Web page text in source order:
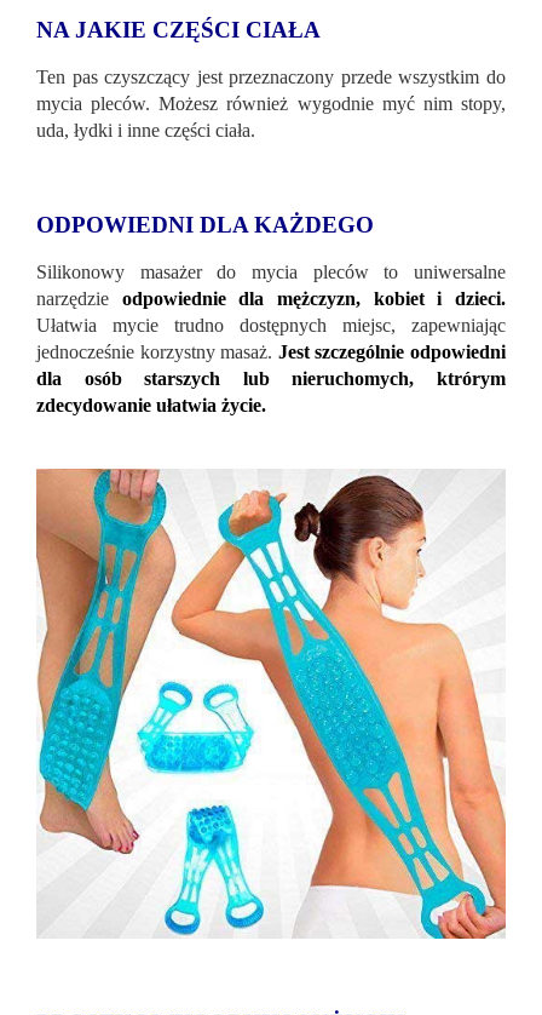
NA JAKIE CZĘŚCI CIAŁA
Ten pas czyszczący jest przeznaczony przede wszystkim do
mycia pleców. Możesz również wygodnie myć nim stopy,
uda, łydki i inne części ciała.
ODPOWIEDNI DLA KAŻDEGO
Silikonowy masażer do mycia pleców to uniwersalne
narzędzie odpowiednie dla mężczyzn, kobiet i dzieci.
Ułatwia mycie trudno dostępnych miejsc, zapewniając
jednocześnie korzystny masaż. Jest szczególnie odpowiedni
dla osób starszych lub nieruchomych, ktrórym
zdecydowanie ułatwia życie.